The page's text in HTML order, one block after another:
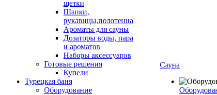
щетки
Шапки,
рукавицы,полотенца
Ароматы для сауны
Дозаторы воды, пара
и ароматов
Наборы аксессуаров
Готовые решения
Купели
Турецкая баня
Оборудование
Сауна